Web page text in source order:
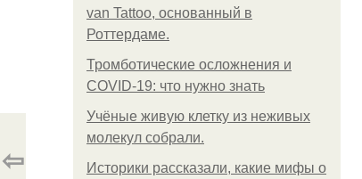
van Tattoo, основанный в
Роттердаме.
Тромботические осложнения и
COVID-19: что нужно знать
Учёные живую клетку из неживых
молекул собрали.
Историки рассказали, какие мифы о
⇦